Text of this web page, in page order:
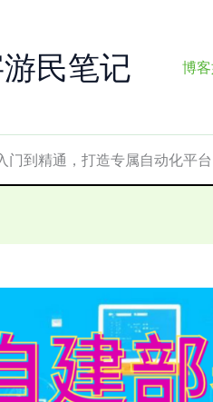
民笔记 博
到精通，打造专属自动化平台